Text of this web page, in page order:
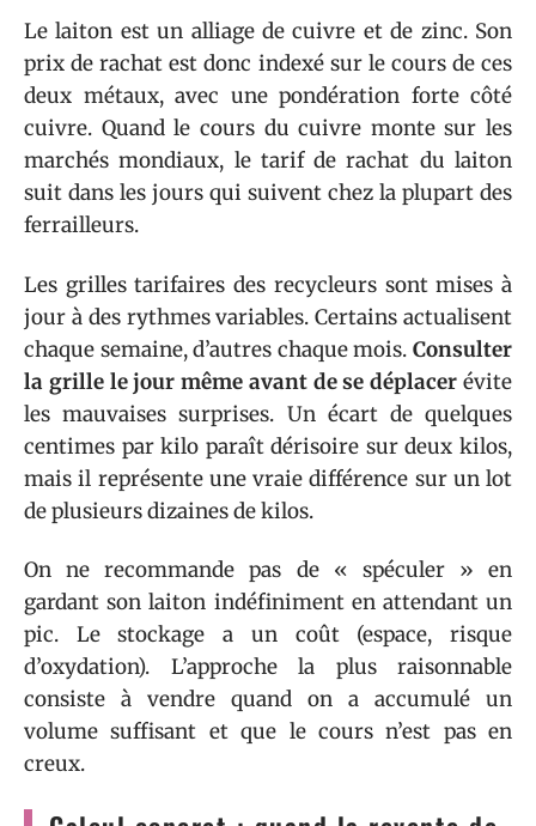
Le laiton est un alliage de cuivre et de zinc. Son
prix de rachat est donc indexé sur le cours de ces
deux métaux, avec une pondération forte côté
cuivre. Quand le cours du cuivre monte sur les
marchés mondiaux, le tarif de rachat du laiton
suit dans les jours qui suivent chez la plupart des
ferrailleurs.
Les grilles tarifaires des recycleurs sont mises à
jour à des rythmes variables. Certains actualisent
chaque semaine, d’autres chaque mois. Consulter
la grille le jour même avant de se déplacer évite
les mauvaises surprises. Un écart de quelques
centimes par kilo paraît dérisoire sur deux kilos,
mais il représente une vraie différence sur un lot
de plusieurs dizaines de kilos.
On ne recommande pas de « spéculer » en
gardant son laiton indéfiniment en attendant un
pic. Le stockage a un coût (espace, risque
d’oxydation). L’approche la plus raisonnable
consiste à vendre quand on a accumulé un
volume suffisant et que le cours n’est pas en
creux.